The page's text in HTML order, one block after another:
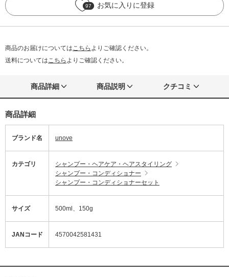
97 お気に入りに登録
商品のお届けについては こちら よりご確認ください。
送料については こちら よりご確認ください。
商品詳細 商品説明 クチコミ
商品詳細
ブランド名 unove
カテゴリ
シャンプー・ヘアケア・ヘアスタイリング
シャンプー・コンディショナー
シャンプー・コンディショナーセット
サイズ 500ml、150g
JANコード 4570042581431